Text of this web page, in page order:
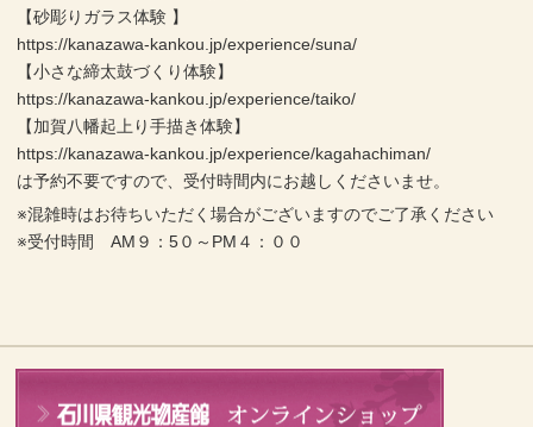
【砂彫りガラス体験 】
https://kanazawa-kankou.jp/experience/suna/
【小さな締太鼓づくり体験】
https://kanazawa-kankou.jp/experience/taiko/
【加賀八幡起上り手描き体験】
https://kanazawa-kankou.jp/experience/kagahachiman/
は予約不要ですので、受付時間内にお越しくださいませ。
※混雑時はお待ちいただく場合がございますのでご了承ください
※受付時間 AM９：5０～PM４：００